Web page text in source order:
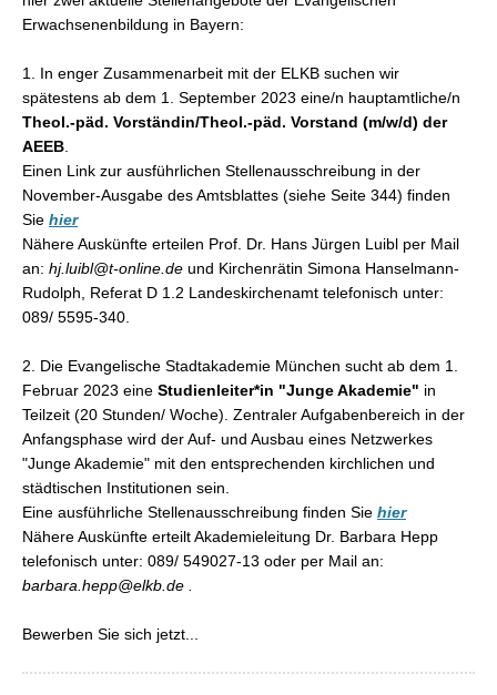
Erwachsenenbildung in Bayern:
1. In enger Zusammenarbeit mit der ELKB suchen wir
spätestens ab dem 1. September 2023 eine/n hauptamtliche/n
Theol.-päd. Vorständin/Theol.-päd. Vorstand (m/w/d) der
AEEB
Einen Link zur ausführlichen Stellenausschreibung in der
November-Ausgabe des Amtsblattes (siehe Seite 344) finden
Sie hier
Nähere Auskünfte erteilen Prof. Dr. Hans Jürgen Luibl per Mail
an: hj.luibl@t-online.de und Kirchenrätin Simona Hanselmann-
Rudolph, Referat D 1.2 Landeskirchenamt telefonisch unter:
089/ 5595-340.
2. Die Evangelische Stadtakademie München sucht ab dem 1.
Februar 2023 eine Studienleiter*in "Junge Akademie" in
Teilzeit (20 Stunden/ Woche). Zentraler Aufgabenbereich in der
Anfangsphase wird der Auf- und Ausbau eines Netzwerkes
"Junge Akademie" mit den entsprechenden kirchlichen und
städtischen Institutionen sein.
Eine ausführliche Stellenausschreibung finden Sie hier
Nähere Auskünfte erteilt Akademieleitung Dr. Barbara Hepp
telefonisch unter: 089/ 549027-13 oder per Mail an:
barbara.hepp@elkb.de .
Bewerben Sie sich jetzt...